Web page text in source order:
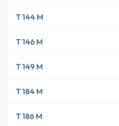
T 144 M
T 146 M
T 149 M
T 184 M
T 186 M